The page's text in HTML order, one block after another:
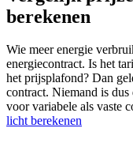
berekenen
Wie meer energie
energiecontract. Is het
het prijsplafond? Dan
contract. Niemand is
voor variabele als vaste
licht berekenen